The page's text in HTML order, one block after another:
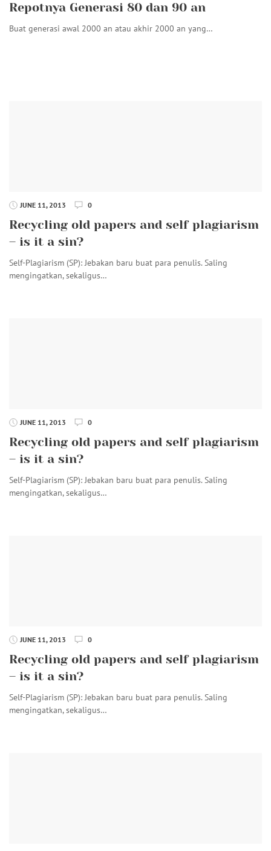
Repotnya Generasi 80 dan 90 an
Buat generasi awal 2000 an atau akhir 2000 an yang…
JUNE 11, 2013 0
Recycling old papers and self plagiarism
– is it a sin?
Self-Plagiarism (SP): Jebakan baru buat para penulis. Saling
mengingatkan, sekaligus…
JUNE 11, 2013 0
Recycling old papers and self plagiarism
– is it a sin?
Self-Plagiarism (SP): Jebakan baru buat para penulis. Saling
mengingatkan, sekaligus…
JUNE 11, 2013 0
Recycling old papers and self plagiarism
– is it a sin?
Self-Plagiarism (SP): Jebakan baru buat para penulis. Saling
mengingatkan, sekaligus…